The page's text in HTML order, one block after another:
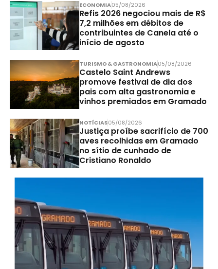
ECONOMIA05/08/2026
Refis 2026 negociou mais de R$
7,2 milhões em débitos de
contribuintes de Canela até o
início de agosto
TURISMO & GASTRONOMIA05/08/2026
Castelo Saint Andrews
promove festival de dia dos
pais com alta gastronomia e
vinhos premiados em Gramado
NOTÍCIAS05/08/2026
Justiça proíbe sacrifício de 700
aves recolhidas em Gramado
no sítio de cunhado de
Cristiano Ronaldo